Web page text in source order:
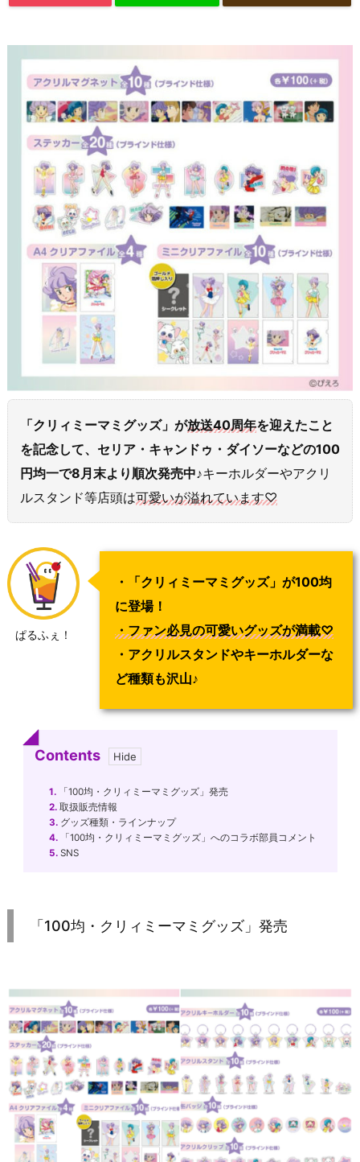
「クリィミーマミグッズ」が放送40周年を迎えたこと
を記念して、セリア・キャンドゥ・ダイソーなどの100
円均一で8月末より順次発売中♪キーホルダーやアクリ
ルスタンド等店頭は可愛いが溢れています♡
ぱるふぇ！
・「クリィミーマミグッズ」が100均
に登場！
・ファン必見の可愛いグッズが満載♡
・アクリルスタンドやキーホルダーな
ど種類も沢山♪
Contents
1.「100均・クリィミーマミグッズ」発売
2.取扱販売情報
3.グッズ種類・ラインナップ
4.「100均・クリィミーマミグッズ」へのコラボ部員コメント
5.SNS
「100均・クリィミーマミグッズ」発売